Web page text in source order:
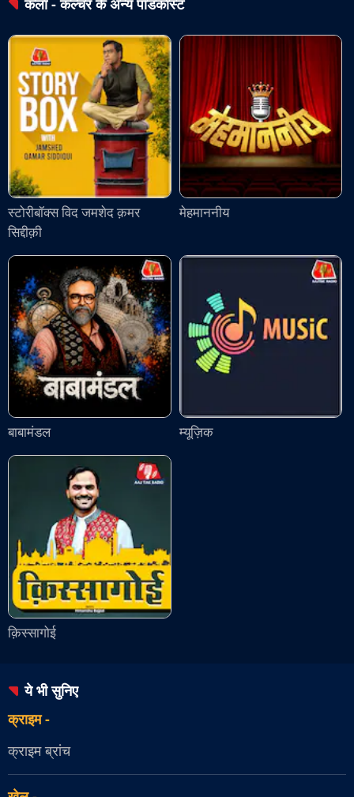
कला - कल्चरके अन्य पॉडकास्ट
स्टोरीबॉक्स विद जमशेद क़मर
सिद्दीक़ी
मेहमाननीय
बाबामंडल म्यूज़िक
क़िस्सागोई
ये भी सुनिए
क्राइम-
क्राइम ब्रांच